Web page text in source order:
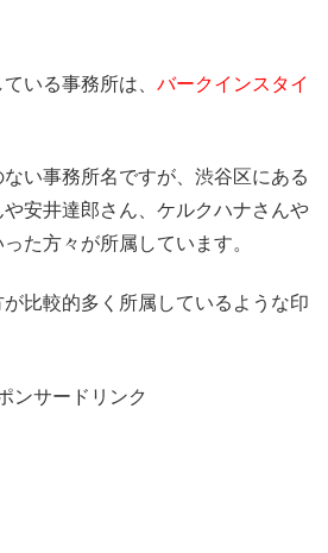
いる事務所は、 バークインスタイ
い事務所名ですが、渋谷区にある
安井達郎さん、ケルクハナさんや
た方々が所属しています。
比較的多く所属しているような印
ンサードリンク